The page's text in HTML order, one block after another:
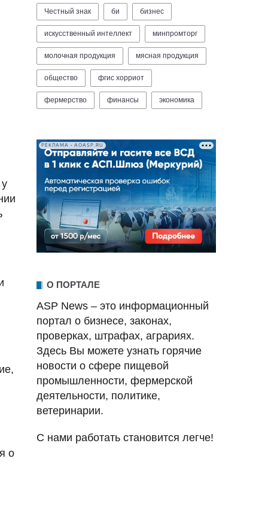
о
Честный знак би бизнес
искусственный интеллект минпромторг
молочная продукция мясная продукция
общество фгис хорриот
фермерство финансы экономика
РЕКЛАМА • AOASP.RU
О ПОРТАЛЕ
ASP News – это информационный
портал о бизнесе, законах,
проверках, штрафах, аграриях.
Здесь Вы можете узнать горячие
новости о сфере пищевой
промышленности, фермерской
деятельности, политике,
ветеринарии.
С нами работать становится легче!